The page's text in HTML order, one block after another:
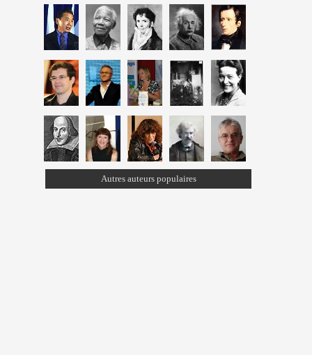
Autres auteurs populaires